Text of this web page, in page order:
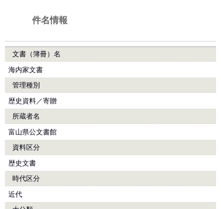
件名情報
文書（簿冊）名
海内家文書
管理種別
歴史資料／寄贈
所蔵者名
富山県公文書館
資料区分
歴史文書
時代区分
近代